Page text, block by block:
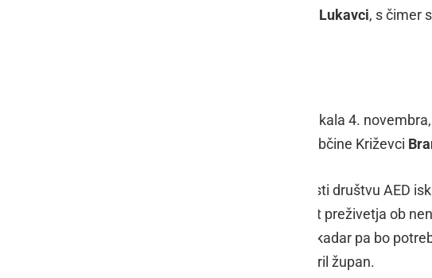
Prostovoljnega gasilskega društva Lukavci, s čimer
Uradna predaja defibrilatorja je potekala 4.
napravo slovesno predala županu Občine Križevci
Župan Slavinec se je ob tej priložnosti društvu AED
naprava AED pomeni večjo možnost preživetja ob
uporaba čim manjkrat uporabljena, kadar pa bo
tako da bo rešila življenje,« je poudaril župan.